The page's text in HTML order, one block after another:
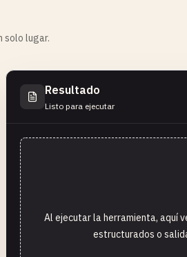
solo lugar.
Resultado
Listo para ejecutar
Al ejecutar la herramienta, aquí
estructurados o